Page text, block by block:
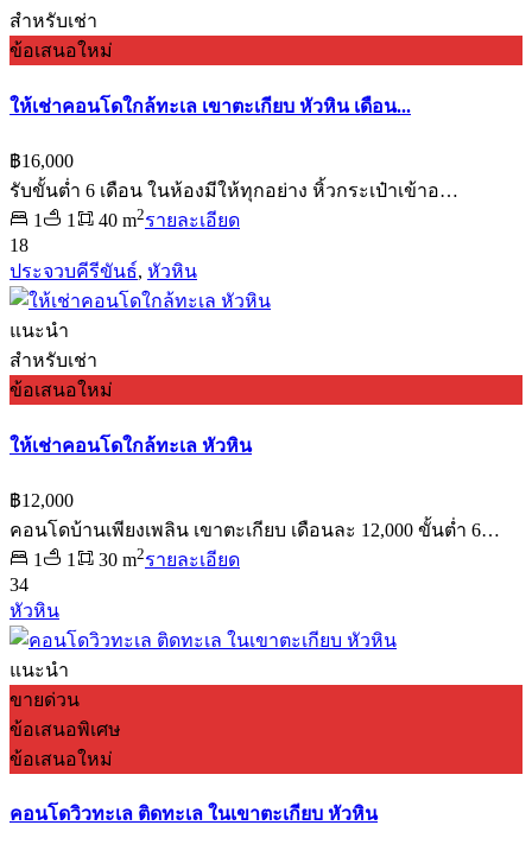
สำหรับเช่า
ข้อเสนอใหม่
ให้เช่าคอนโดใกล้ทะเล เขาตะเกียบ หัวหิน เดือน...
฿16,000
รับขั้นต่ำ 6 เดือน ในห้องมีให้ทุกอย่าง หิ้วกระเป๋าเข้าอ…
1
1 40 m2รายละเอียด
18
ประจวบคีรีขันธ์, หัวหิน
แนะนำ
สำหรับเช่า
ข้อเสนอใหม่
ให้เช่าคอนโดใกล้ทะเล หัวหิน
฿12,000
คอนโดบ้านเพียงเพลิน เขาตะเกียบ เดือนละ 12,000 ขั้นต่ำ 6…
1
1 30 m2รายละเอียด
34
หัวหิน
แนะนำ
ขายด่วน
ข้อเสนอพิเศษ
ข้อเสนอใหม่
คอนโดวิวทะเล ติดทะเล ในเขาตะเกียบ หัวหิน